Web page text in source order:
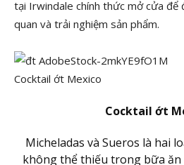
tại Irwindale chính thức mở cửa để
quan và trải nghiệm sản phẩm.
Cocktail ớt Mexico
Cocktail ớt
Micheladas và Sueros là hai
không thể thiếu trong bữa ăn